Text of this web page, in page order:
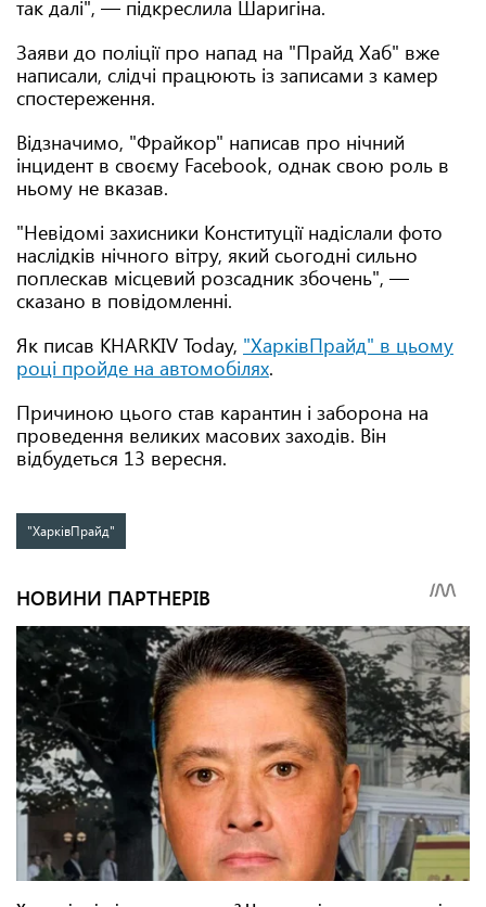
так далі", — підкреслила Шаригіна.
Заяви до поліції про напад на "Прайд Хаб" вже
написали, слідчі працюють із записами з камер
спостереження.
Відзначимо, "Фрайкор" написав про нічний
інцидент в своєму Facebook, однак свою роль в
ньому не вказав.
"Невідомі захисники Конституції надіслали фото
наслідків нічного вітру, який сьогодні сильно
поплескав місцевий розсадник збочень", —
сказано в повідомленні.
Як писав KHARKIV Today, "ХарківПрайд" в цьому
році пройде на автомобілях.
Причиною цього став карантин і заборона на
проведення великих масових заходів. Він
відбудеться 13 вересня.
"ХарківПрайд"